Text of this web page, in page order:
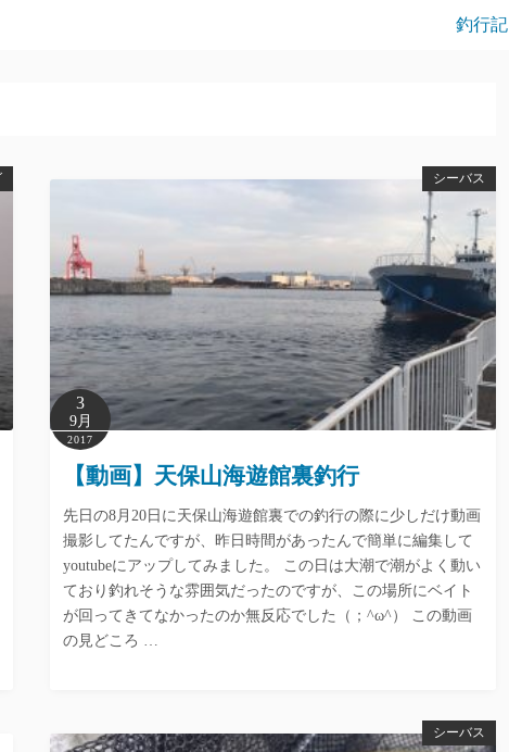
釣行記
シーバス
3
9月
2017
【動画】天保山海遊館裏釣行
先日の8月20日に天保山海遊館裏での釣行の際に少しだけ動画
撮影してたんですが、昨日時間があったんで簡単に編集して
youtubeにアップしてみました。 この日は大潮で潮がよく動い
ており釣れそうな雰囲気だったのですが、この場所にベイト
が回ってきてなかったのか無反応でした（；^ω^） この動画
の見どころ …
シーバス